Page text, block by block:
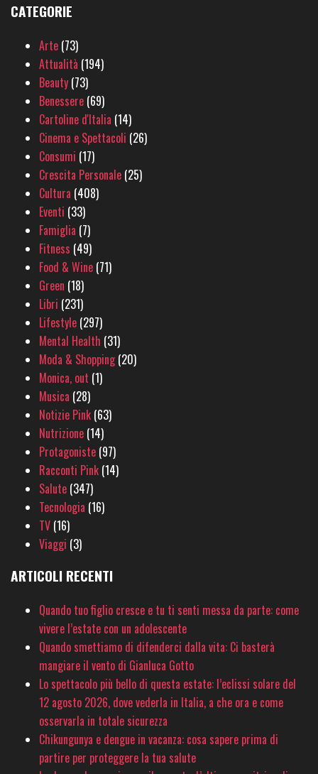
CATEGORIE
Arte (73)
Attualità (194)
Beauty (73)
Benessere (69)
Cartoline d'Italia (14)
Cinema e Spettacoli (26)
Consumi (17)
Crescita Personale (25)
Cultura (408)
Eventi (33)
Famiglia (7)
Fitness (49)
Food & Wine (71)
Green (18)
Libri (231)
Lifestyle (297)
Mental Health (31)
Moda & Shopping(20)
Monica, out (1)
Musica (28)
Notizie Pink (63)
Nutrizione (14)
Protagoniste (97)
Racconti Pink (14)
Salute (347)
Tecnologia (16)
TV (16)
Viaggi (3)
ARTICOLI RECENTI
Quando tuo figlio cresce e tu ti senti messa da parte: come
vivere l’estate con un adolescente
Quando smettiamo di difenderci dalla vita: Ci basterà
mangiare il vento di Gianluca Gotto
Lo spettacolo più bello di questa estate: l’eclissi solare del
12 agosto 2026, dove vederla in Italia, a che ora e come
osservarla in totale sicurezza
Chikungunya e dengue in vacanza: cosa sapere prima di
partire per proteggere la tua salute